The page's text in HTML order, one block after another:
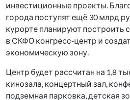
инвестиционные проекты.
города поступят ещё 30 млрд
курорте планируют построить
в СКФО конгресс-центр и
экономическую зону.
Центр будет рассчитан на 1,8
кинозала, концертный зал,
подземная парковка, детская